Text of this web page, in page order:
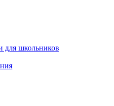
для школьников